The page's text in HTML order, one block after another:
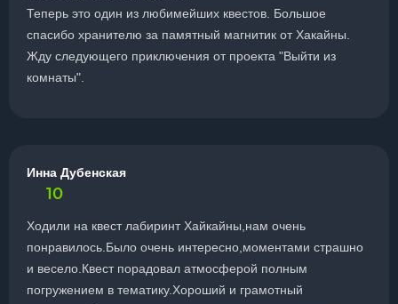
Теперь это один из любимейших квестов. Большое
спасибо хранителю за памятный магнитик от Хакайны.
Жду следующего приключения от проекта "Выйти из
комнаты".
Инна Дубенская
10
Ходили на квест лабиринт Хайкайны,нам очень
понравилось.Было очень интересно,моментами страшно
и весело.Квест порадовал атмосферой полным
погружением в тематику.Хороший и грамотный